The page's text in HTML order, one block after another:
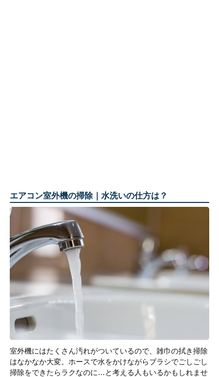
エアコン室外機の掃除｜水洗いの仕方は？
室外機にはたくさん汚れがついているので、雑巾の拭き掃除
はなかなか大変。ホースで水をかけながらブラシでごしごし
掃除をできたらラクなのに…と考える人もいるかもしれませ